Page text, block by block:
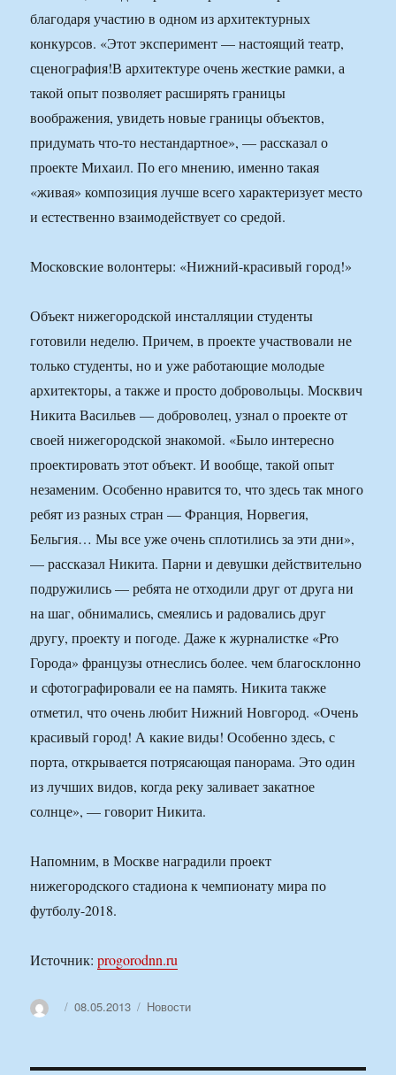
благодаря участию в одном из архитектурных
конкурсов. «Этот эксперимент — настоящий театр,
сценография!В архитектуре очень жесткие рамки, а
такой опыт позволяет расширять границы
воображения, увидеть новые границы объектов,
придумать что-то нестандартное», — рассказал о
проекте Михаил. По его мнению, именно такая
«живая» композиция лучше всего характеризует место
и естественно взаимодействует со средой.
Московские волонтеры: «Нижний-красивый город!»
Объект нижегородской инсталляции студенты
готовили неделю. Причем, в проекте участвовали не
только студенты, но и уже работающие молодые
архитекторы, а также и просто добровольцы. Москвич
Никита Васильев — доброволец, узнал о проекте от
своей нижегородской знакомой. «Было интересно
проектировать этот объект. И вообще, такой опыт
незаменим. Особенно нравится то, что здесь так много
ребят из разных стран — Франция, Норвегия,
Бельгия… Мы все уже очень сплотились за эти дни»,
— рассказал Никита. Парни и девушки действительно
подружились — ребята не отходили друг от друга ни
на шаг, обнимались, смеялись и радовались друг
другу, проекту и погоде. Даже к журналистке «Pro
Города» французы отнеслись более. чем благосклонно
и сфотографировали ее на память. Никита также
отметил, что очень любит Нижний Новгород. «Очень
красивый город! А какие виды! Особенно здесь, с
порта, открывается потрясающая панорама. Это один
из лучших видов, когда реку заливает закатное
солнце», — говорит Никита.
Напомним, в Москве наградили проект
нижегородского стадиона к чемпионату мира по
футболу-2018.
Источник:progorodnn.ru
АвторОпубликовано
08.05.2013 Рубрики
Новости